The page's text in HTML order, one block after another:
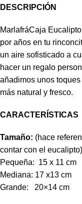
DESCRIPCIÓN
MarlafráCaja
por años en tu
un aire sofisticado a
hacer un regalo
añadimos unos
más natural y fresco.
CARACTERÍSTICAS
Tamaño: (hace
contar con el
Pequeña: 15 x 11 cm
Mediana: 17 x13 cm
Grande: 20×14 cm